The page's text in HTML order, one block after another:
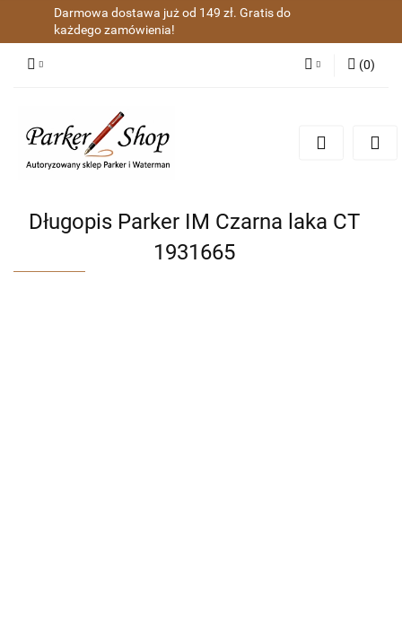
Darmowa dostawa już od 149 zł. Gratis do
każdego zamówienia!
Zarejestruj się
(0)
Długopis Parker IM Czarna laka CT
1931665